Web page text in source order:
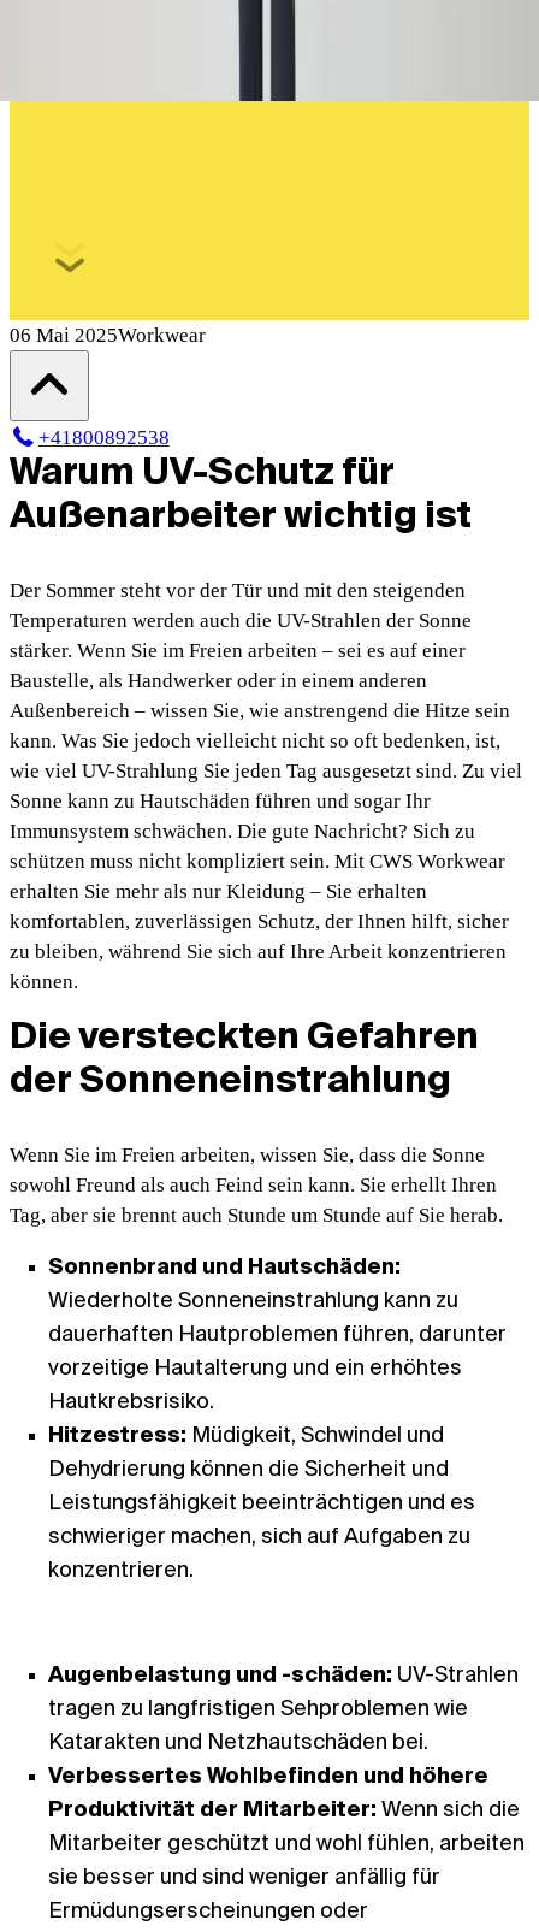
06 Mai 2025Workwear
+41800892538
Warum UV-Schutz für
Außenarbeiter wichtig ist
Der Sommer steht vor der Tür und mit den steigenden
Temperaturen werden auch die UV-Strahlen der Sonne
stärker. Wenn Sie im Freien arbeiten – sei es auf einer
Baustelle, als Handwerker oder in einem anderen
Außenbereich – wissen Sie, wie anstrengend die Hitze sein
kann. Was Sie jedoch vielleicht nicht so oft bedenken, ist,
wie viel UV-Strahlung Sie jeden Tag ausgesetzt sind. Zu viel
Sonne kann zu Hautschäden führen und sogar Ihr
Immunsystem schwächen. Die gute Nachricht? Sich zu
schützen muss nicht kompliziert sein. Mit CWS Workwear
erhalten Sie mehr als nur Kleidung – Sie erhalten
komfortablen, zuverlässigen Schutz, der Ihnen hilft, sicher
zu bleiben, während Sie sich auf Ihre Arbeit konzentrieren
können.
Die versteckten Gefahren
der Sonneneinstrahlung
Wenn Sie im Freien arbeiten, wissen Sie, dass die Sonne
sowohl Freund als auch Feind sein kann. Sie erhellt Ihren
Tag, aber sie brennt auch Stunde um Stunde auf Sie herab.
Sonnenbrand und Hautschäden:
Wiederholte Sonneneinstrahlung kann zu
dauerhaften Hautproblemen führen, darunter
vorzeitige Hautalterung und ein erhöhtes
Hautkrebsrisiko.
Hitzestress: Müdigkeit, Schwindel und
Dehydrierung können die Sicherheit und
Leistungsfähigkeit beeinträchtigen und es
schwieriger machen, sich auf Aufgaben zu
konzentrieren.
Augenbelastung und -schäden: UV-Strahlen
tragen zu langfristigen Sehproblemen wie
Katarakten und Netzhautschäden bei.
Verbessertes Wohlbefinden und höhere
Produktivität der Mitarbeiter: Wenn sich die
Mitarbeiter geschützt und wohl fühlen, arbeiten
sie besser und sind weniger anfällig für
Ermüdungserscheinungen oder